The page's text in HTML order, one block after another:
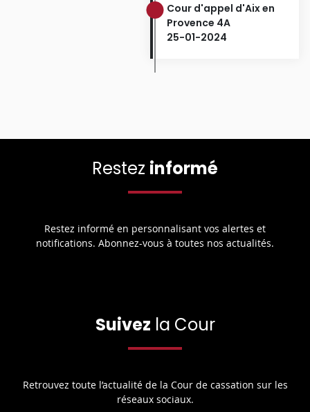
Cour d'appel d'Aix en
Provence 4A
25-01-2024
Restez informé
Restez informé en personnalisant vos alertes et
notifications. Abonnez-vous à toutes nos actualités.
Suivez la Cour
Retrouvez toute l’actualité de la Cour de cassation sur les
réseaux sociaux.